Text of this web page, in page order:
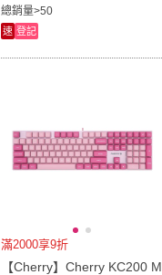
總銷量>50
速 登記
滿2000享9折
【Cherry】Cherry KC200 M